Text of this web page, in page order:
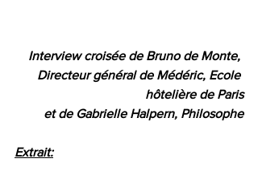
Interview croisée de Bruno de Monte,
Directeur général de Médéric, Ecole
hôtelière de Paris
et de Gabrielle Halpern, Philosophe
Extrait: